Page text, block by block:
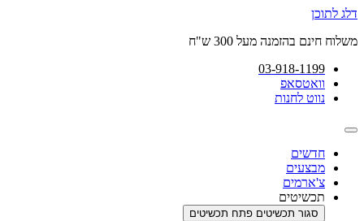
דלג לתוכן
משלוח חינם בהזמנה מעל 300 ש"ח
03-918-1199
וואטסאפ
נווט לחנות
חדשים
מבצעים
צ'ארמים
תכשיטים
סגור תכשיטים פתח תכשיטים